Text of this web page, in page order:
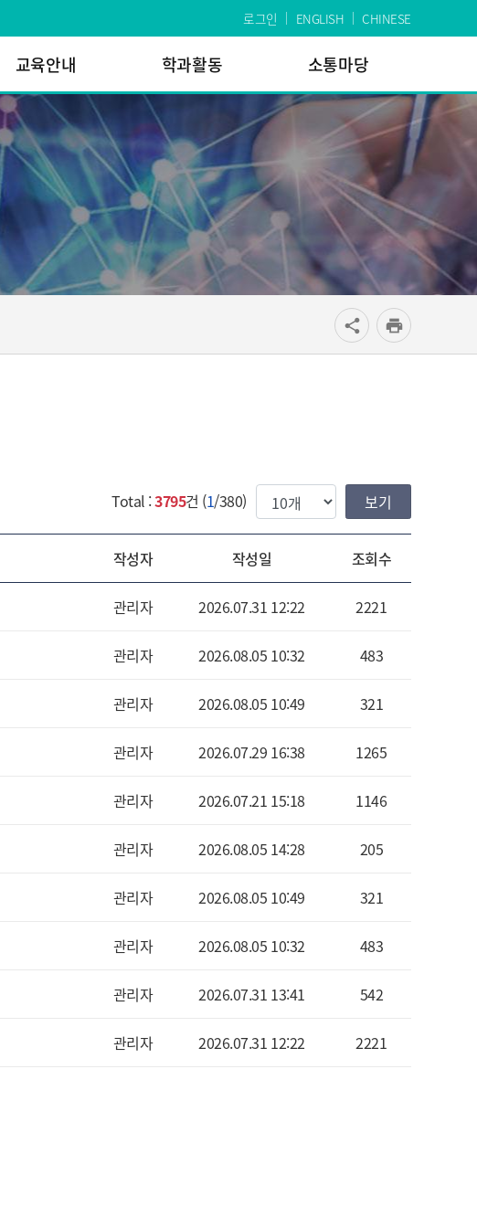
로그인 ENGLISH CHINESE
교육안내 학과활동 소통마당
공유
share print
Total :3795건 (1/380) 한번에 보여질 게시물 갯수
작성자 작성일 조회수
관리자 2026.07.31 12:22 2221
관리자 2026.08.05 10:32 483
관리자 2026.08.05 10:49 321
관리자 2026.07.29 16:38 1265
관리자 2026.07.21 15:18 1146
관리자 2026.08.05 14:28 205
관리자 2026.08.05 10:49 321
관리자 2026.08.05 10:32 483
관리자 2026.07.31 13:41 542
관리자 2026.07.31 12:22 2221